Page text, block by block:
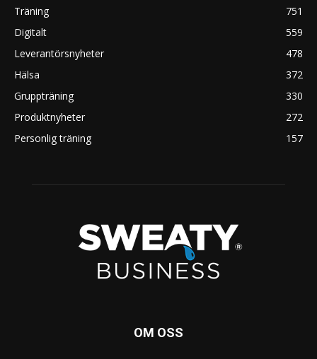
Träning
751
Digitalt
559
Leverantörsnyheter
478
Hälsa
372
Gruppträning
330
Produktnyheter
272
Personlig träning
157
OM OSS